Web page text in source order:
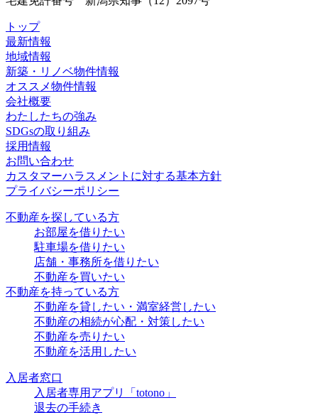
トップ
最新情報
地域情報
新築・リノベ物件情報
オススメ物件情報
会社概要
わたしたちの強み
SDGsの取り組み
採用情報
お問い合わせ
カスタマーハラスメントに対する基本方針
プライバシーポリシー
不動産を探している方
お部屋を借りたい
駐車場を借りたい
店舗・事務所を借りたい
不動産を買いたい
不動産を持っている方
不動産を貸したい・満室経営したい
不動産の相続が心配・対策したい
不動産を売りたい
不動産を活用したい
入居者窓口
入居者専用アプリ「totono」
退去の手続き